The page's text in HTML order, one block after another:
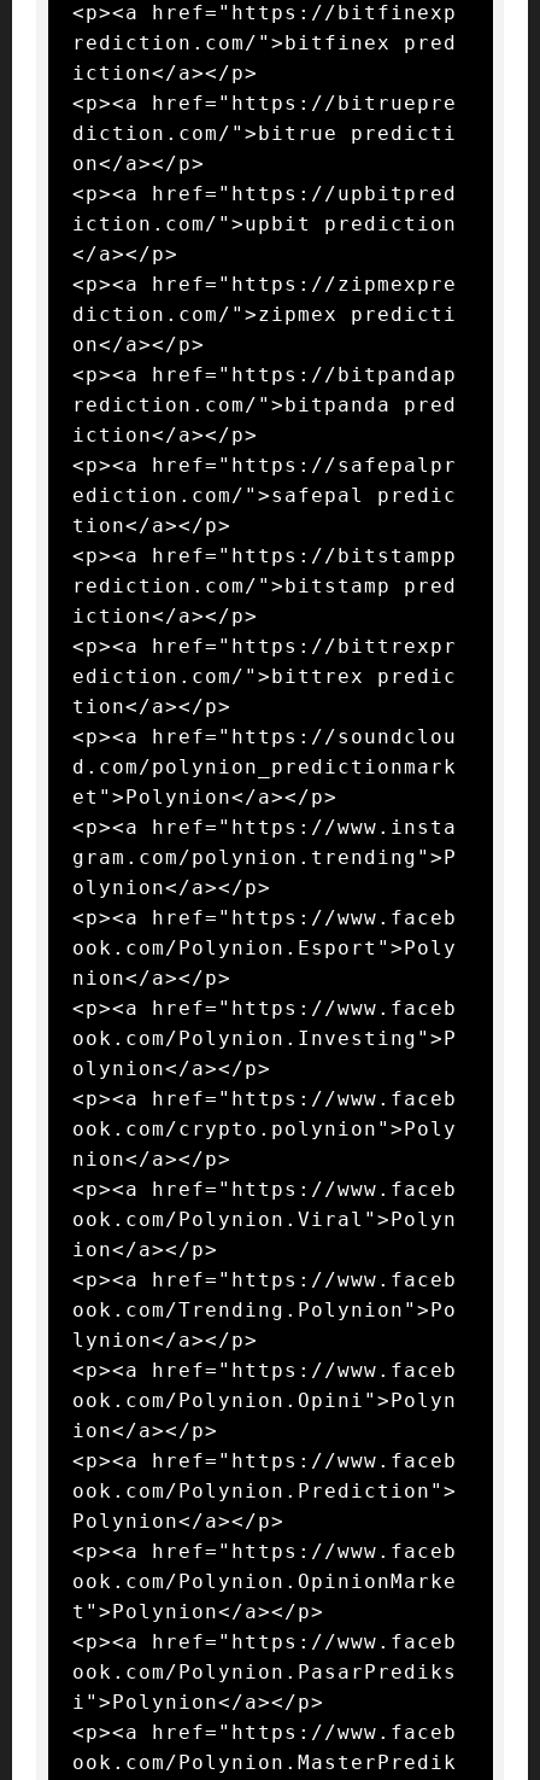
<p><a href="https://bitfinexp
rediction.com/">bitfinex pred
iction</a></p>
<p><a href="https://bitruepre
diction.com/">bitrue predicti
on</a></p>
<p><a href="https://upbitpred
iction.com/">upbit prediction
</a></p>
<p><a href="https://zipmexpre
diction.com/">zipmex predicti
on</a></p>
<p><a href="https://bitpandap
rediction.com/">bitpanda pred
iction</a></p>
<p><a href="https://safepalpr
ediction.com/">safepal predic
tion</a></p>
<p><a href="https://bitstampp
rediction.com/">bitstamp pred
iction</a></p>
<p><a href="https://bittrexpr
ediction.com/">bittrex predic
tion</a></p>
<p><a href="https://soundclou
d.com/polynion_predictionmark
et">Polynion</a></p>
<p><a href="https://www.insta
gram.com/polynion.trending">P
olynion</a></p>
<p><a href="https://www.faceb
ook.com/Polynion.Esport">Poly
nion</a></p>
<p><a href="https://www.faceb
ook.com/Polynion.Investing">P
olynion</a></p>
<p><a href="https://www.faceb
ook.com/crypto.polynion">Poly
nion</a></p>
<p><a href="https://www.faceb
ook.com/Polynion.Viral">Polyn
ion</a></p>
<p><a href="https://www.faceb
ook.com/Trending.Polynion">Po
lynion</a></p>
<p><a href="https://www.faceb
ook.com/Polynion.Opini">Polyn
ion</a></p>
<p><a href="https://www.faceb
ook.com/Polynion.Prediction">
Polynion</a></p>
<p><a href="https://www.faceb
ook.com/Polynion.OpinionMarke
t">Polynion</a></p>
<p><a href="https://www.faceb
ook.com/Polynion.PasarPrediks
i">Polynion</a></p>
<p><a href="https://www.faceb
ook.com/Polynion.MasterPredik